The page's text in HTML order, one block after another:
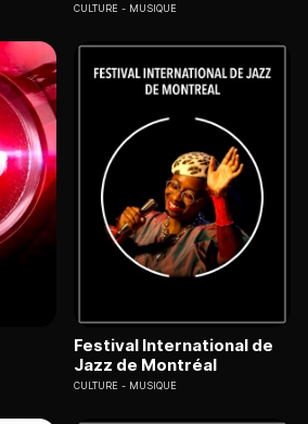
CULTURE MUSIQUE
Festival International de
Jazz de Montréal
CULTURE MUSIQUE